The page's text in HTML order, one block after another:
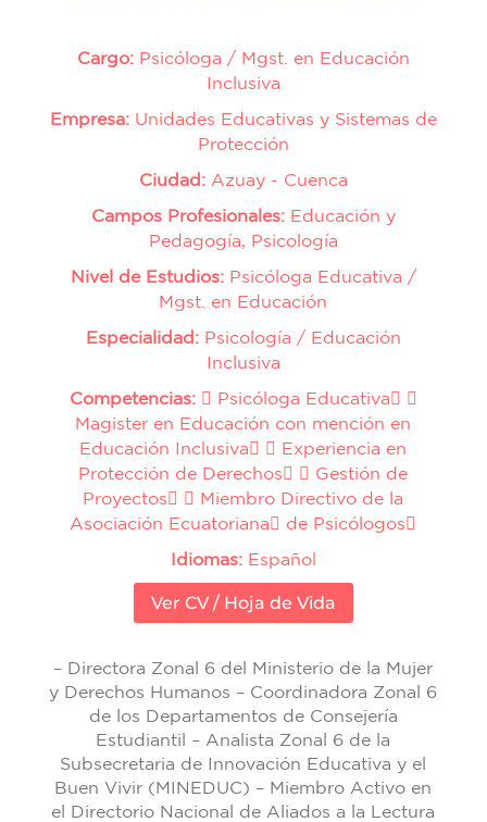
Cargo: Psicóloga / Mgst. en Educación
Inclusiva
Empresa: Unidades Educativas y Sistemas de
Protección
Ciudad: Azuay - Cuenca
Campos Profesionales: Educación y
Pedagogía, Psicología
Nivel de Estudios: Psicóloga Educativa /
Mgst. en Educación
Especialidad: Psicología / Educación
Inclusiva
Competencias:  Psicóloga Educativa 
Magister en Educación con mención en
Educación Inclusiva  Experiencia en
Protección de Derechos  Gestión de
Proyectos  Miembro Directivo de la
Asociación Ecuatoriana de Psicólogos
Idiomas: Español
Ver CV / Hoja de Vida
– Directora Zonal 6 del Ministerio de la Mujer
y Derechos Humanos – Coordinadora Zonal 6
de los Departamentos de Consejería
Estudiantil – Analista Zonal 6 de la
Subsecretaria de Innovación Educativa y el
Buen Vivir (MINEDUC) – Miembro Activo en
el Directorio Nacional de Aliados a la Lectura